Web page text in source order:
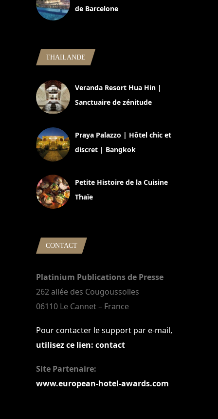
de Barcelone
THAILANDE
Veranda Resort Hua Hin |
Sanctuaire de zénitude
Praya Palazzo | Hôtel chic et
discret | Bangkok
Petite Histoire de la Cuisine
Thaïe
CONTACT
Platinium Publications de Presse
262 allée des Cougoussolles
06110 Le Cannet – France
Pour contacter le support par e-mail,
utilisez ce lien: contact
Site Partenaire:
www.european-hotel-awards.com